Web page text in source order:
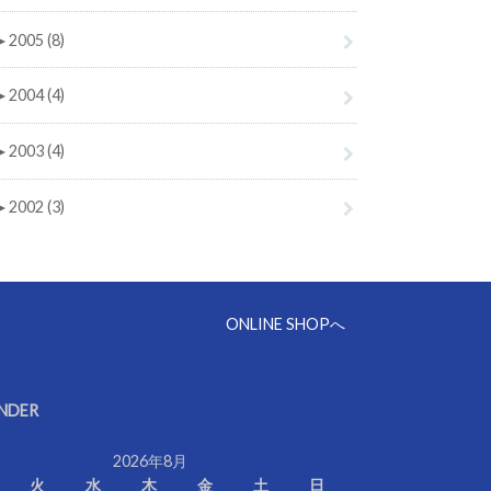
2005 (8)
2004 (4)
2003 (4)
2002 (3)
ONLINE SHOPへ
2026年8月
火 水 木 金 土 日